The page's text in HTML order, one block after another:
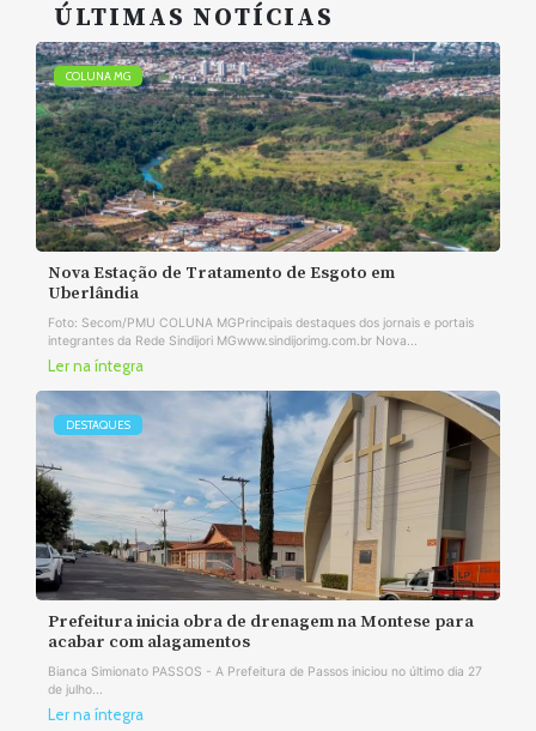
ÚLTIMAS NOTÍCIAS
COLUNA MG
Nova Estação de Tratamento de Esgoto em
Uberlândia
Foto: Secom/PMU COLUNA MGPrincipais destaques dos jornais e portais
integrantes da Rede Sindijori MGwww.sindijorimg.com.br Nova...
Ler na íntegra
DESTAQUES
Prefeitura inicia obra de drenagem na Montese para
acabar com alagamentos
Bianca Simionato PASSOS - A Prefeitura de Passos iniciou no último dia 27
de julho...
Ler na íntegra